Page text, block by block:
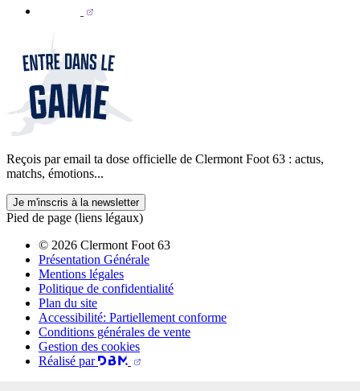
Reçois par email ta dose officielle de Clermont Foot 63 : actus,
matchs, émotions...
Je m'inscris à la newsletter
Pied de page (liens légaux)
© 2026 Clermont Foot 63
Présentation Générale
Mentions légales
Politique de confidentialité
Plan du site
Accessibilité: Partiellement conforme
Conditions générales de vente
Gestion des cookies
Réalisé par